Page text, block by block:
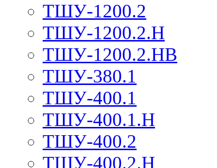
ТШУ-1200.2
ТШУ-1200.2.Н
ТШУ-1200.2.НВ
ТШУ-380.1
ТШУ-400.1
ТШУ-400.1.Н
ТШУ-400.2
ТШУ-400.2.Н